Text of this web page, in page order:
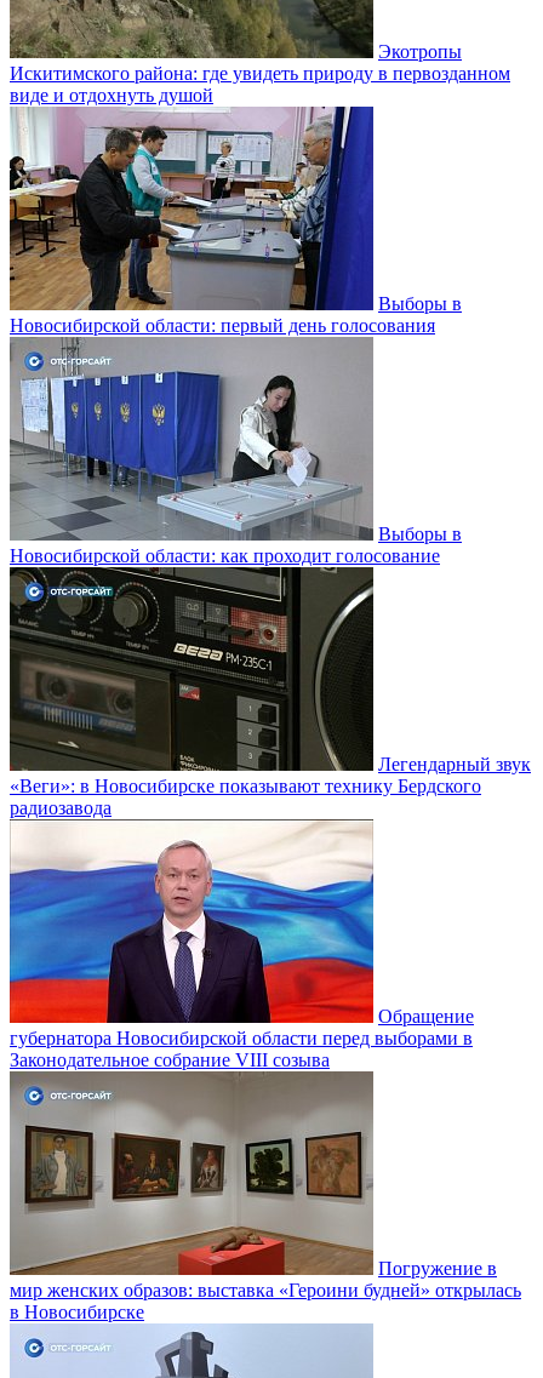
Экотропы
Искитимского района: где увидеть природу в первозданном
виде и отдохнуть душой
Выборы в
Новосибирской области: первый день голосования
Выборы в
Новосибирской области: как проходит голосование
Легендарный звук
«Веги»: в Новосибирске показывают технику Бердского
радиозавода
Обращение
губернатора Новосибирской области перед выборами в
Законодательное собрание VIII созыва
Погружение в
мир женских образов: выставка «Героини будней» открылась
в Новосибирске